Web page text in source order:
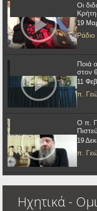
Οι
19
Ποιά
στον
11
π.
Ο π.
19
π.
Ηχητικά -